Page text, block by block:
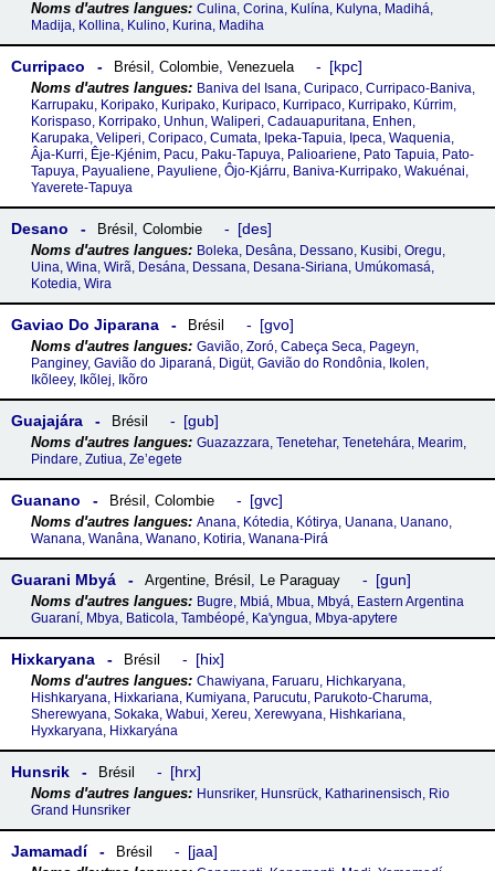
Culina, Corina, Kulína, Kulyna, Madihá,
Madija, Kollina, Kulino, Kurina, Madiha
Curripaco Brésil , Colombie, Venezuela kpc
Baniva del Isana, Curipaco, Curripaco-Baniva,
Karrupaku, Koripako, Kuripako, Kuripaco, Kurripaco, Kurripako, Kúrrim,
Korispaso, Korripako, Unhun, Waliperi, Cadauapuritana, Enhen,
Karupaka, Veliperi, Coripaco, Cumata, Ipeka-Tapuia, Ipeca, Waquenia,
Âja-Kurri, Êje-Kjénim, Pacu, Paku-Tapuya, Palioariene, Pato Tapuia, Pato-
Tapuya, Payualiene, Payuliene, Ôjo-Kjárru, Baniva-Kurripako, Wakuénai,
Yaverete-Tapuya
Desano Brésil , Colombie des
Boleka, Desâna, Dessano, Kusibi, Oregu,
Uina, Wina, Wirã, Desána, Dessana, Desana-Siriana, Umúkomasá,
Kotedia, Wira
Gaviao Do Jiparana Brésil gvo
Gavião, Zoró, Cabeça Seca, Pageyn,
Panginey, Gavião do Jiparaná, Digüt, Gavião do Rondônia, Ikolen,
Ikõleey, Ikõlej, Ikõro
Guajajára Brésil gub
Guazazzara, Tenetehar, Tenetehára, Mearim,
Pindare, Zutiua, Zeʼegete
Guanano Brésil , Colombie gvc
Anana, Kótedia, Kótirya, Uanana, Uanano,
Wanana, Wanâna, Wanano, Kotiria, Wanana-Pirá
Guarani Mbyá Argentine, Brésil , Le Paraguay gun
Bugre, Mbiá, Mbua, Mbyá, Eastern Argentina
Guaraní, Mbya, Baticola, Tambéopé, Ka'yngua, Mbya-apytere
Hixkaryana Brésil hix
Chawiyana, Faruaru, Hichkaryana,
Hishkaryana, Hixkariana, Kumiyana, Parucutu, Parukoto-Charuma,
Sherewyana, Sokaka, Wabui, Xereu, Xerewyana, Hishkariana,
Hyxkaryana, Hixkaryána
Hunsrik Brésil hrx
Hunsriker, Hunsrück, Katharinensisch, Rio
Grand Hunsriker
Jamamadí Brésil jaa